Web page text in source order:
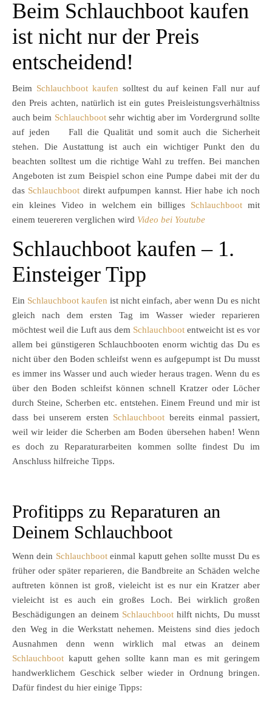
Beim Schlauchboot kaufen
ist nicht nur der Preis
entscheidend!
Beim Schlauchboot kaufen solltest du auf keinen Fall nur auf
den Preis achten, natürlich ist ein gutes Preisleistungsverhältniss
auch beim Schlauchbootsehr wichtig aber im Vordergrund sollte
auf jeden Fall die Qualität und somit auch die Sicherheit
stehen. Die Austattung ist auch ein wichtiger Punkt den du
beachten solltest um die richtige Wahl zu treffen. Bei manchen
Angeboten ist zum Beispiel schon eine Pumpe dabei mit der du
das Schlauchboot direkt aufpumpen kannst. Hier habe ich noch
ein kleines Video in welchem ein billiges Schlauchboot mit
einem teuereren verglichen wird Video bei Youtube
Schlauchboot kaufen – 1.
Einsteiger Tipp
Ein Schlauchboot kaufen ist nicht einfach, aber wenn Du es nicht
gleich nach dem ersten Tag im Wasser wieder reparieren
möchtest weil die Luft aus dem Schlauchboot entweicht ist es vor
allem bei günstigeren Schlauchbooten enorm wichtig das Du es
nicht über den Boden schleifst wenn es aufgepumpt ist Du musst
es immer ins Wasser und auch wieder heraus tragen. Wenn du es
über den Boden schleifst können schnell Kratzer oder Löcher
durch Steine, Scherben etc. entstehen. Einem Freund und mir ist
dass bei unserem ersten Schlauchboot bereits einmal passiert,
weil wir leider die Scherben am Boden übersehen haben! Wenn
es doch zu Reparaturarbeiten kommen sollte findest Du im
Anschluss hilfreiche Tipps.
Profitipps zu Reparaturen an
Deinem Schlauchboot
Wenn dein Schlauchbooteinmal kaputt gehen sollte musst Du es
früher oder später reparieren, die Bandbreite an Schäden welche
auftreten können ist groß, vieleicht ist es nur ein Kratzer aber
vieleicht ist es auch ein großes Loch. Bei wirklich großen
Beschädigungen an deinem Schlauchboothilft nichts, Du musst
den Weg in die Werkstatt nehemen. Meistens sind dies jedoch
Ausnahmen denn wenn wirklich mal etwas an deinem
Schlauchboot kaputt gehen sollte kann man es mit geringem
handwerklichem Geschick selber wieder in Ordnung bringen.
Dafür findest du hier einige Tipps: